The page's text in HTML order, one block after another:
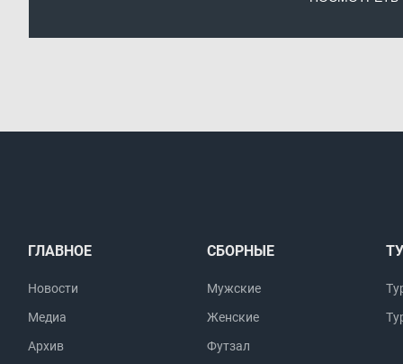
ГЛАВНОЕ
Новости
Медиа
Архив
СБОРНЫЕ
Мужские
Женские
Футзал